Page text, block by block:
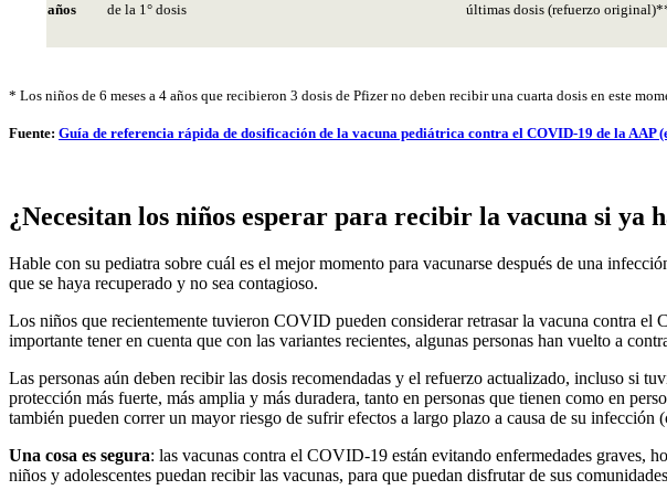
años
de la 1° dosis
últimas dosis (refuerzo
* Los niños de 6 meses a 4 años que recibieron 3 dosis de Pfizer no deben recibir una cuarta dosis en este
Fuente: Guía de referencia rápida de dosificación de la vacuna pediátrica contra el COVID-19 de la AAP
¿Necesitan los niños esperar para recibir la vacuna si ya
Hable con su pediatra sobre cuál es el mejor momento para vacunarse después de una
que se haya recuperado y no sea contagioso.
Los niños que recientemente tuvieron COVID pueden considerar retrasar la vacuna contra el
importante tener en cuenta que con las variantes recientes, algunas personas han vuelto a
Las personas aún deben recibir las dosis recomendadas y el refuerzo actualizado, incluso si
protección más fuerte, más amplia y más duradera, tanto en personas que tienen como en
también pueden correr un mayor riesgo de sufrir efectos a largo plazo a causa de su infección
Una cosa es segura: las vacunas contra el COVID-19 están evitando enfermedades graves,
niños y adolescentes puedan recibir las vacunas, para que puedan disfrutar de sus